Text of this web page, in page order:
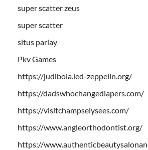
super scatter zeus
super scatter
situs parlay
Pkv Games
https://judibola.led-zeppelin.org/
https://dadswhochangediapers.com/
https://visitchampselysees.com/
https://www.angleorthodontist.org/
https://